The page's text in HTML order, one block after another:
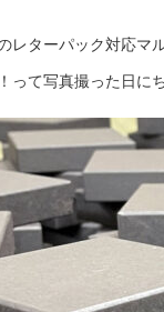
レターパック対応マ
って写真撮った日に